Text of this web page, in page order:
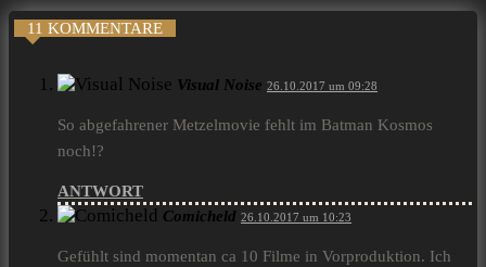
11 KOMMENTARE
Visual Noise 26.10.2017 um 09:28
So abgefahrener Metzelmovie fehlt im Batman Kosmos
noch!?
ANTWORT
Comicheld 26.10.2017 um 10:23
Gefühlt sind momentan ca 10 Filme in Vorproduktion. Ich